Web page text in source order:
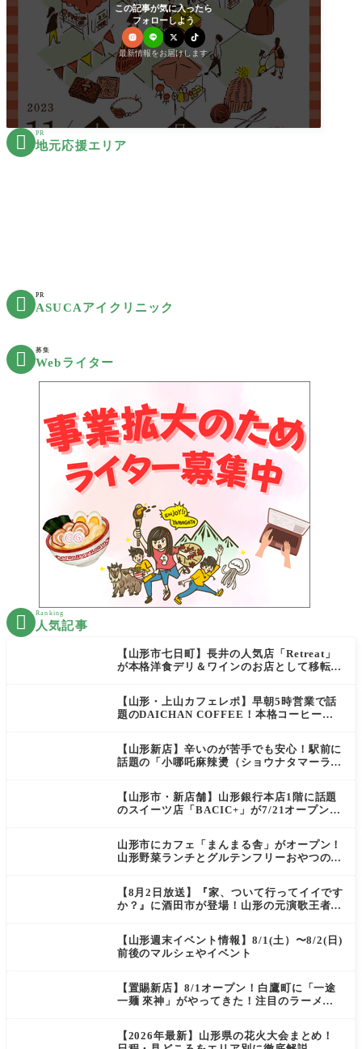
この記事が気に入ったら
フォローしよう
最新情報をお届けします
 PR
地元応援エリア
 PR
ASUCAアイクリニック
 募集
Webライター
 Ranking
人気記事
【山形市七日町】長井の人気店「Retreat」
が本格洋食デリ＆ワインのお店として移転オ
【山形・上山カフェレポ】早朝5時営業で話
題のDAICHAN COFFEE！本格コーヒーを
【山形新店】辛いのが苦手でも安心！駅前に
話題の「小哪吒麻辣燙（ショウナタマーラー
【山形市・新店舗】山形銀行本店1階に話題
のスイーツ店「BACIC+」が7/21オープン！
山形市にカフェ「まんまる舎」がオープン！
山形野菜ランチとグルテンフリーおやつの新
【8月2日放送】『家、ついて行ってイイです
か？』に酒田市が登場！山形の元演歌王者
【山形週末イベント情報】8/1(土）〜8/2(日)
前後のマルシェやイベント
【置賜新店】8/1オープン！白鷹町に「一途
一麺 來神」がやってきた！注目のラーメン
【2026年最新】山形県の花火大会まとめ！